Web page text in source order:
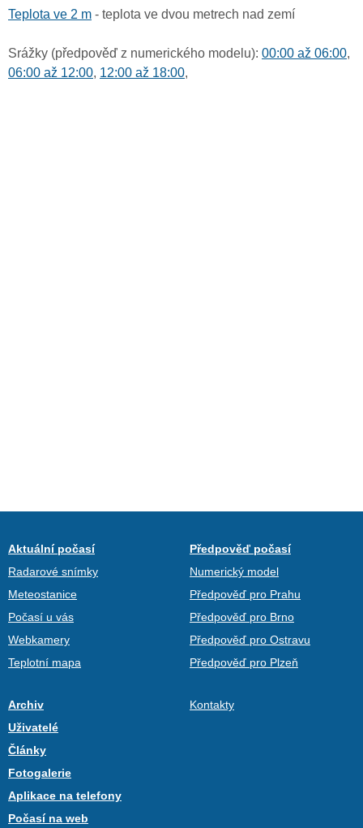
Teplota ve 2 m - teplota ve dvou metrech nad zemí
Srážky (předpověď z numerického modelu): 00:00 až 06:00,
06:00 až 12:00, 12:00 až 18:00,
Aktuální počasí
Radarové snímky
Meteostanice
Počasí u vás
Webkamery
Teplotní mapa
Předpověď počasí
Numerický model
Předpověď pro Prahu
Předpověď pro Brno
Předpověď pro Ostravu
Předpověď pro Plzeň
Archiv
Uživatelé
Články
Fotogalerie
Aplikace na telefony
Počasí na web
Kontakty